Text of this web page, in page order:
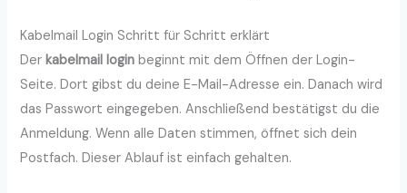
Kabelmail Login Schritt für Schritt erklärt
Der kabelmail login beginnt mit dem Öffnen der Login-
Seite. Dort gibst du deine E-Mail-Adresse ein. Danach wird
das Passwort eingegeben. Anschließend bestätigst du die
Anmeldung. Wenn alle Daten stimmen, öffnet sich dein
Postfach. Dieser Ablauf ist einfach gehalten.